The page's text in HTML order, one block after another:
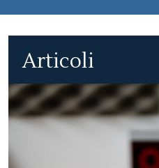
Articoli